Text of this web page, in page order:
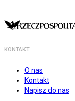
KONTAKT
O nas
Kontakt
Napisz do nas